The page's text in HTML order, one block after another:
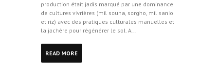
production était jadis marqué par une dominance
de cultures vivrières (mil souna, sorgho, mil sanio
et riz) avec des pratiques culturales manuelles et
la jachère pour régénérer le sol. A...
READ MORE